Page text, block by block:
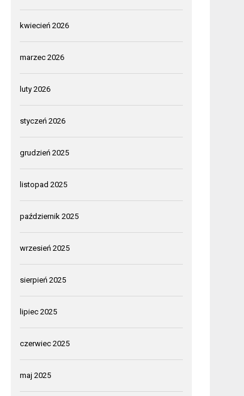
kwiecień 2026
marzec 2026
luty 2026
styczeń 2026
grudzień 2025
listopad 2025
październik 2025
wrzesień 2025
sierpień 2025
lipiec 2025
czerwiec 2025
maj 2025